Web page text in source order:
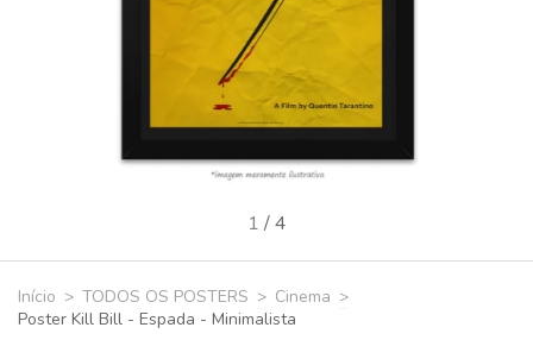
1 /4
Início > TODOS OS POSTERS > Cinema >
Poster Kill Bill - Espada - Minimalista